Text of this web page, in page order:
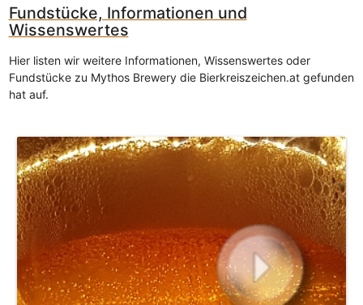
Fundstücke, Informationen und
Wissenswertes
Hier listen wir weitere Informationen, Wissenswertes oder
Fundstücke zu Mythos Brewery die Bierkreiszeichen.at gefunden
hat auf.